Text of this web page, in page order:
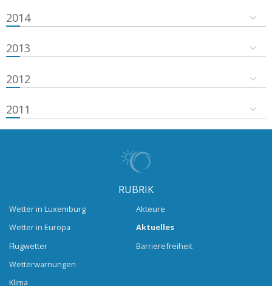
2014
2013
2012
2011
RUBRIK
Wetter in Luxemburg
Wetter in Europa
Flugwetter
Wetterwarnungen
Klima
Akteure
Aktuelles
Barrierefreiheit